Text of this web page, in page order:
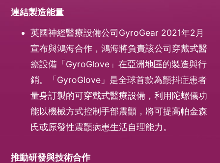
連結製造能量
英國神經醫療設備公司GyroGear 2021年2月
宣布與鴻海合作，鴻海將負責該公司穿戴式醫
療設備「GyroGlove」在亞洲地區的製造與行
銷。「GyroGlove」是全球首款為顫抖症患者
量身訂製的可穿戴式醫療設備，利用陀螺儀功
能以機械方式控制手部震顫，將可提高帕金森
氏或原發性震顫病患生活自理能力。
推動研發與技術合作